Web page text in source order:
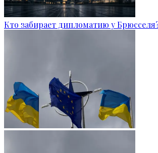
Кто забирает дипломатию у